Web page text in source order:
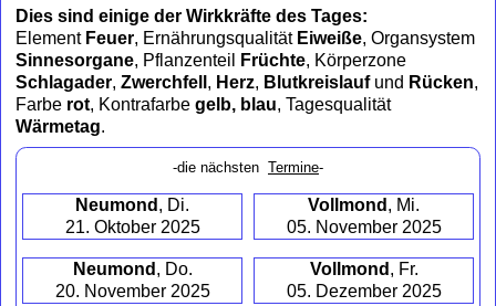
Dies sind einige der Wirkkräfte des Tages:
Element Feuer, Ernährungsqualität Eiweiße, Organsystem
Sinnesorgane, Pflanzenteil Früchte, Körperzone
Schlagader, Zwerchfell , Herz, Blutkreislaufund Rücken,
Farbe rot, Kontrafarbe gelb, blau, Tagesqualität
Wärmetag.
-die nächsten Termine-
Neumond , Di.
21. Oktober 2025
Vollmond , Mi.
05. November 2025
Neumond , Do.
20. November 2025
Vollmond , Fr.
05. Dezember 2025